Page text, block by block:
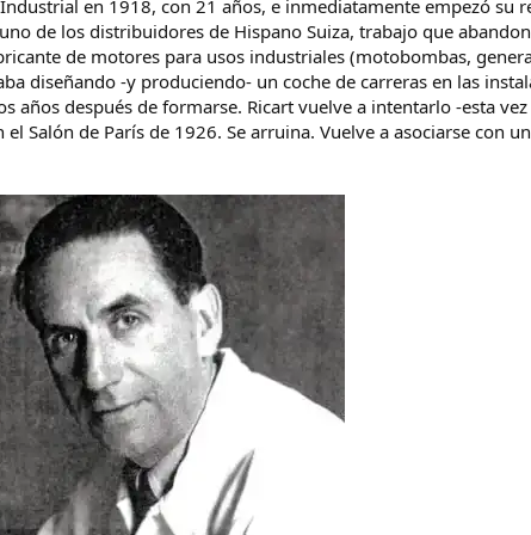
en 1918, con 21 años, e inmediatamente empezó su
de los distribuidores de Hispano Suiza, trabajo que
de motores para usos industriales (motobombas,
diseñando -y produciendo- un coche de carreras en las
años después de formarse. Ricart vuelve a intentarlo -esta
Salón de París de 1926. Se arruina. Vuelve a asociarse con